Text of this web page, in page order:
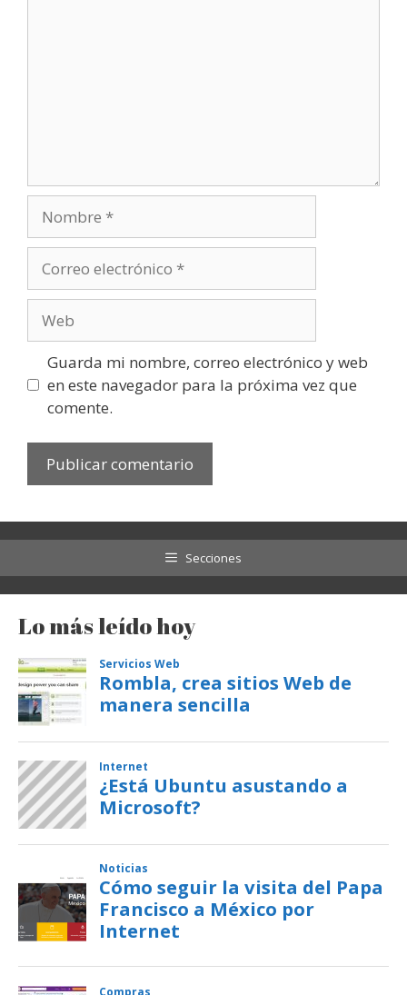
electrónico
Guarda mi nombre, correo electrónico y web
en este navegador para la próxima vez que
comente.
Secciones
Lo más leído hoy